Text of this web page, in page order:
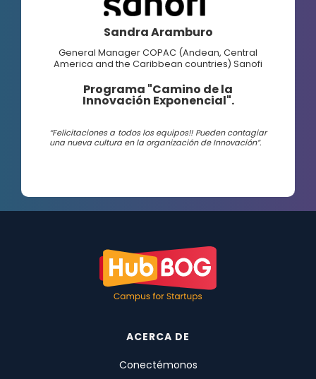
Sandra Aramburo
General Manager COPAC (Andean, Central
America and the Caribbean countries) Sanofi
Programa "Camino de la
Innovación Exponencial".
“Felicitaciones a todos los equipos!! Pueden contagiar
una nueva cultura en la organización de Innovación”.
ACERCA DE
Conectémonos